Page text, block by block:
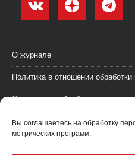
Вы соглашаетесь на обработку
метрических программ.
О журнале
Политика в отношении
Согласие на обработку
Пользовательское соглашение